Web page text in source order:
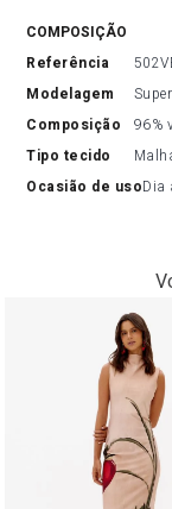
COMPOSIÇÃO
referência
modelagem
composição
96%
tipo tecido
ocasião de usoDia